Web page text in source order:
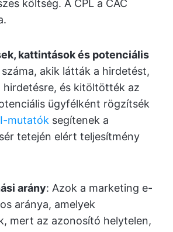
költség. A CPL a CAC
kattintások és potenciális
akik látták a hirdetést,
és kitöltötték az
ügyfélként rögzítsék
mutatók segítenek a
tetején elért teljesítmény
arány: Azok a marketing e-
aránya, amelyek
mert az azonosító helytelen,